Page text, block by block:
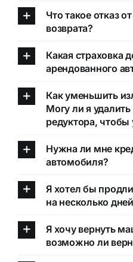
Что такое отказ
возврата?
Какая страховка
арендованного
Как уменьшить
Могу ли я
редуктора,
Нужна ли мне
автомобиля?
Я хотел бы
на несколько
Я хочу вернуть
возможно ли